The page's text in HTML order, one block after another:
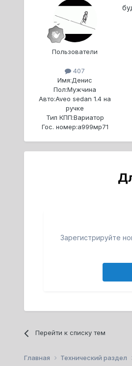
Пользователи
407
Имя:Денис
Пол:Мужчина
Авто:Aveo sedan 1.4 на
ручке
Тип КПП:Вариатор
Гос. номер:a999мр71
Зарегистрируйте
Перейти к списку тем
Главная Технический раздел